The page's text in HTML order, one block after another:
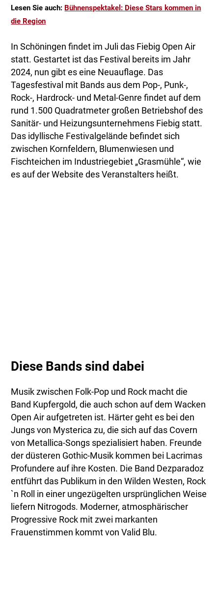
Lesen Sie auch: Bühnenspektakel: Diese Stars kommen in
die Region
In Schöningen findet im Juli das Fiebig Open Air
statt. Gestartet ist das Festival bereits im Jahr
2024, nun gibt es eine Neuauflage. Das
Tagesfestival mit Bands aus dem Pop-, Punk-,
Rock-, Hardrock- und Metal-Genre findet auf dem
rund 1.500 Quadratmeter großen Betriebshof des
Sanitär- und Heizungsunternehmens Fiebig statt.
Das idyllische Festivalgelände befindet sich
zwischen Kornfeldern, Blumenwiesen und
Fischteichen im Industriegebiet „Grasmühle“, wie
es auf der Website des Veranstalters heißt.
Diese Bands sind dabei
Musik zwischen Folk-Pop und Rock macht die
Band Kupfergold, die auch schon auf dem Wacken
Open Air aufgetreten ist. Härter geht es bei den
Jungs von Mysterica zu, die sich auf das Covern
von Metallica-Songs spezialisiert haben. Freunde
der düsteren Gothic-Musik kommen bei Lacrimas
Profundere auf ihre Kosten. Die Band Dezparadoz
entführt das Publikum in den Wilden Westen, Rock
`n Roll in einer ungezügelten ursprünglichen Weise
liefern Nitrogods. Moderner, atmosphärischer
Progressive Rock mit zwei markanten
Frauenstimmen kommt von Valid Blu.